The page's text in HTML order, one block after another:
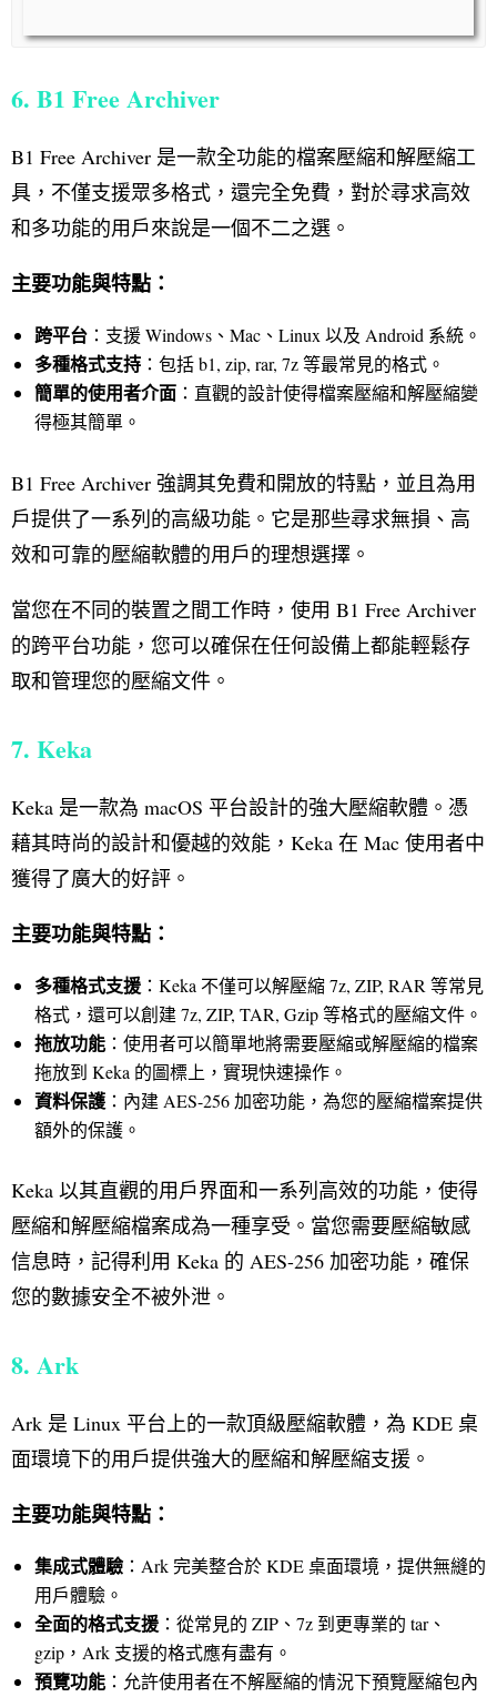
6. B1 Free Archiver
B1 Free Archiver 是一款全功能的檔案壓縮和解壓縮工
具，不僅支援眾多格式，還完全免費，對於尋求高效
和多功能的用戶來說是一個不二之選。
主要功能與特點：
跨平台：支援 Windows、Mac、Linux 以及 Android 系統。
多種格式支持：包括 b1, zip, rar, 7z 等最常見的格式。
簡單的使用者介面：直觀的設計使得檔案壓縮和解壓縮變
得極其簡單。
B1 Free Archiver 強調其免費和開放的特點，並且為用
戶提供了一系列的高級功能。它是那些尋求無損、高
效和可靠的壓縮軟體的用戶的理想選擇。
當您在不同的裝置之間工作時，使用 B1 Free Archiver
的跨平台功能，您可以確保在任何設備上都能輕鬆存
取和管理您的壓縮文件。
7. Keka
Keka 是一款為 macOS 平台設計的強大壓縮軟體。憑
藉其時尚的設計和優越的效能，Keka 在 Mac 使用者中
獲得了廣大的好評。
主要功能與特點：
多種格式支援：Keka 不僅可以解壓縮 7z, ZIP, RAR 等常見
格式，還可以創建 7z, ZIP, TAR, Gzip 等格式的壓縮文件。
拖放功能：使用者可以簡單地將需要壓縮或解壓縮的檔案
拖放到 Keka 的圖標上，實現快速操作。
資料保護：內建 AES-256 加密功能，為您的壓縮檔案提供
額外的保護。
Keka 以其直觀的用戶界面和一系列高效的功能，使得
壓縮和解壓縮檔案成為一種享受。當您需要壓縮敏感
信息時，記得利用 Keka 的 AES-256 加密功能，確保
您的數據安全不被外泄。
8. Ark
Ark 是 Linux 平台上的一款頂級壓縮軟體，為 KDE 桌
面環境下的用戶提供強大的壓縮和解壓縮支援。
主要功能與特點：
集成式體驗：Ark 完美整合於 KDE 桌面環境，提供無縫的
用戶體驗。
全面的格式支援：從常見的 ZIP、7z 到更專業的 tar、
gzip，Ark 支援的格式應有盡有。
預覽功能：允許使用者在不解壓縮的情況下預覽壓縮包內